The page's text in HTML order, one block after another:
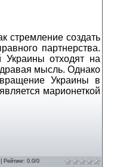
стремление создать
партнерства.
Украины отходят на
мысль. Однако
Украины в
марионеткой
Рейтинг: 0.0/0